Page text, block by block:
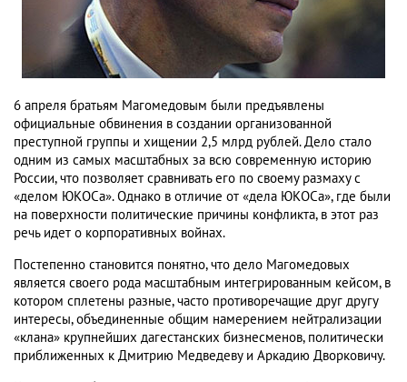
6 апреля братьям Магомедовым были предъявлены
официальные обвинения в создании организованной
преступной группы и хищении 2,5 млрд рублей. Дело стало
одним из самых масштабных за всю современную историю
России, что позволяет сравнивать его по своему размаху с
«делом ЮКОСа». Однако в отличие от «дела ЮКОСа», где были
на поверхности политические причины конфликта, в этот раз
речь идет о корпоративных войнах.
Постепенно становится понятно, что дело Магомедовых
является своего рода масштабным интегрированным кейсом, в
котором сплетены разные, часто противоречащие друг другу
интересы, объединенные общим намерением нейтрализации
«клана» крупнейших дагестанских бизнесменов, политически
приближенных к Дмитрию Медведеву и Аркадию Дворковичу.